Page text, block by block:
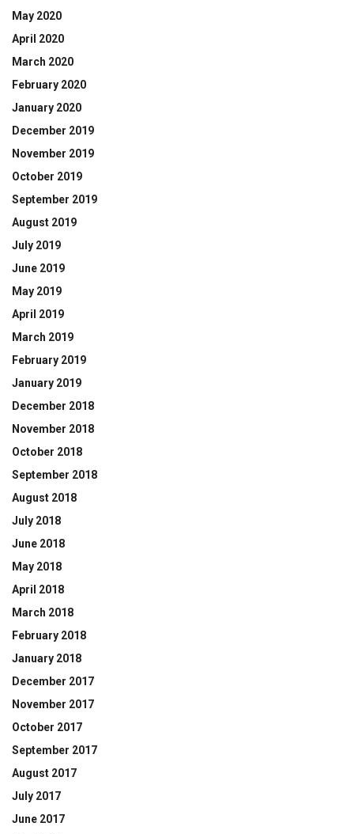
May 2020
April 2020
March 2020
February 2020
January 2020
December 2019
November 2019
October 2019
September 2019
August 2019
July 2019
June 2019
May 2019
April 2019
March 2019
February 2019
January 2019
December 2018
November 2018
October 2018
September 2018
August 2018
July 2018
June 2018
May 2018
April 2018
March 2018
February 2018
January 2018
December 2017
November 2017
October 2017
September 2017
August 2017
July 2017
June 2017